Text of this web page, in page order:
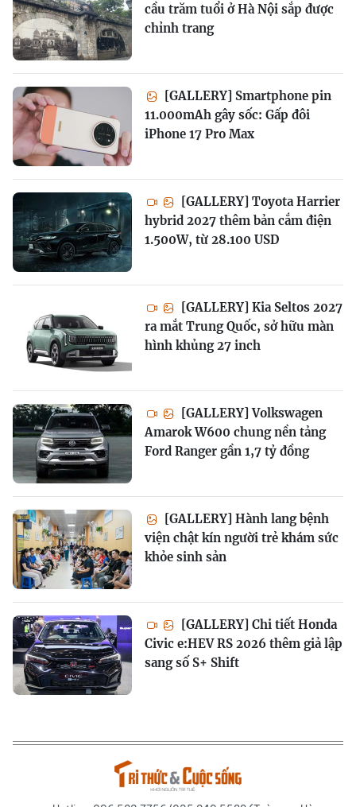
cầu trăm tuổi ở Hà Nội sắp được
chỉnh trang
[GALLERY] Smartphone pin
11.000mAh gây sốc: Gấp đôi
iPhone 17 Pro Max
[GALLERY] Toyota Harrier
hybrid 2027 thêm bản cắm điện
1.500W, từ 28.100 USD
[GALLERY] Kia Seltos 2027
ra mắt Trung Quốc, sở hữu màn
hình khủng 27 inch
[GALLERY] Volkswagen
Amarok W600 chung nền tảng
Ford Ranger gần 1,7 tỷ đồng
[GALLERY] Hành lang bệnh
viện chật kín người trẻ khám sức
khỏe sinh sản
[GALLERY] Chi tiết Honda
Civic e:HEV RS 2026 thêm giả lập
sang số S+ Shift